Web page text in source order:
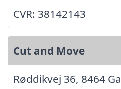
CVR: 38142143
Cut and Move
Røddikvej 36, 8464